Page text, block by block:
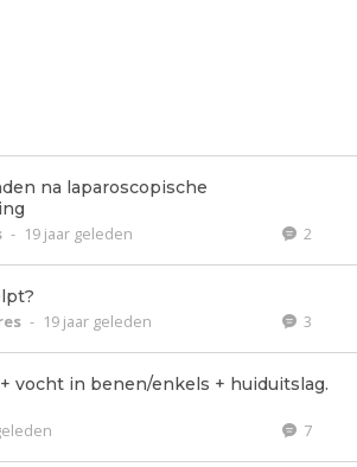
na laparoscopische
- 19 jaar geleden 2
- 19 jaar geleden 3
vocht in benen/enkels + huiduitslag.
7